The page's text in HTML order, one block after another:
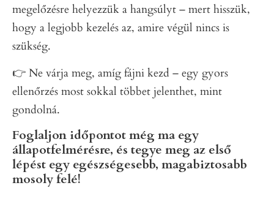
megelőzésre helyezzük a hangsúlyt – mert hisszük,
hogy a legjobb kezelés az, amire végül nincs is
szükség.
👉 Ne várja meg, amíg fájni kezd – egy gyors
ellenőrzés most sokkal többet jelenthet, mint
gondolná.
Foglaljon időpontot még ma egy
állapotfelmérésre, és tegye meg az első
lépést egy egészségesebb, magabiztosabb
mosoly felé!